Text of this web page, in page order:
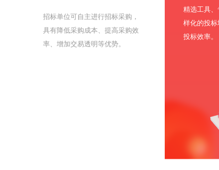
招标单位可自主进行招标采购，
具有降低采购成本、提高采购效
率、增加交易透明等优势。
精选工具
样化的投
投标效率。